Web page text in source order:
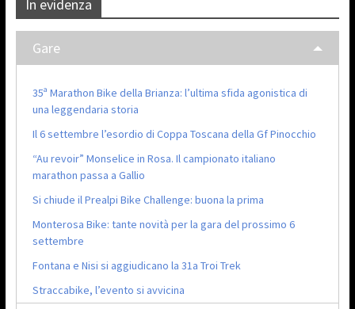
In evidenza
Gare
35ª Marathon Bike della Brianza: l’ultima sfida agonistica di
una leggendaria storia
Il 6 settembre l’esordio di Coppa Toscana della Gf Pinocchio
“Au revoir” Monselice in Rosa. Il campionato italiano
marathon passa a Gallio
Si chiude il Prealpi Bike Challenge: buona la prima
Monterosa Bike: tante novità per la gara del prossimo 6
settembre
Fontana e Nisi si aggiudicano la 31a Troi Trek
Straccabike, l’evento si avvicina